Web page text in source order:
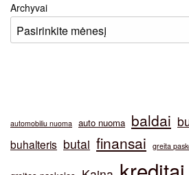
Archyvai
automobiliu nuoma auto nuoma baldai
buhalteris butai finansai greita